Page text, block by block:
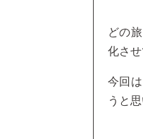
どの
化させ
今回
うと思